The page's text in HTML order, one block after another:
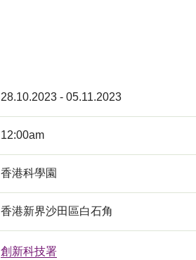
28.10.2023 - 05.11.2023
12:00am
香港科學園
香港新界沙田區白石角
創新科技署